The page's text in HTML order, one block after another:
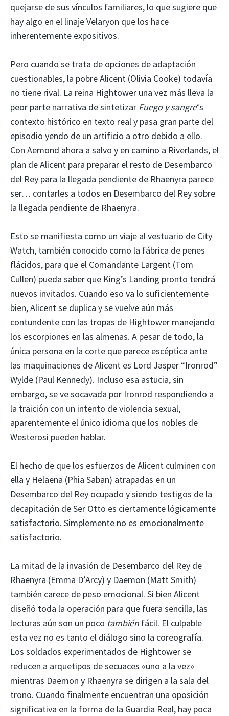
quejarse de sus vínculos familiares, lo que sugiere que
hay algo en el linaje Velaryon que los hace
inherentemente expositivos.
Pero cuando se trata de opciones de adaptación
cuestionables, la pobre Alicent (Olivia Cooke) todavía
no tiene rival. La reina Hightower una vez más lleva la
peor parte narrativa de sintetizar Fuego y sangre‘s
contexto histórico en texto real y pasa gran parte del
episodio yendo de un artificio a otro debido a ello.
Con Aemond ahora a salvo y en camino a Riverlands, el
plan de Alicent para preparar el resto de Desembarco
del Rey para la llegada pendiente de Rhaenyra parece
ser… contarles a todos en Desembarco del Rey sobre
la llegada pendiente de Rhaenyra.
Esto se manifiesta como un viaje al vestuario de City
Watch, también conocido como la fábrica de penes
flácidos, para que el Comandante Largent (Tom
Cullen) pueda saber que King’s Landing pronto tendrá
nuevos invitados. Cuando eso va lo suficientemente
bien, Alicent se duplica y se vuelve aún más
contundente con las tropas de Hightower manejando
los escorpiones en las almenas. A pesar de todo, la
única persona en la corte que parece escéptica ante
las maquinaciones de Alicent es Lord Jasper “Ironrod”
Wylde (Paul Kennedy). Incluso esa astucia, sin
embargo, se ve socavada por Ironrod respondiendo a
la traición con un intento de violencia sexual,
aparentemente el único idioma que los nobles de
Westerosi pueden hablar.
El hecho de que los esfuerzos de Alicent culminen con
ella y Helaena (Phia Saban) atrapadas en un
Desembarco del Rey ocupado y siendo testigos de la
decapitación de Ser Otto es ciertamente lógicamente
satisfactorio. Simplemente no es emocionalmente
satisfactorio.
La mitad de la invasión de Desembarco del Rey de
Rhaenyra (Emma D’Arcy) y Daemon (Matt Smith)
también carece de peso emocional. Si bien Alicent
diseñó toda la operación para que fuera sencilla, las
lecturas aún son un poco también fácil. El culpable
esta vez no es tanto el diálogo sino la coreografía.
Los soldados experimentados de Hightower se
reducen a arquetipos de secuaces «uno a la vez»
mientras Daemon y Rhaenyra se dirigen a la sala del
trono. Cuando finalmente encuentran una oposición
significativa en la forma de la Guardia Real, hay poca